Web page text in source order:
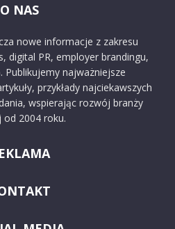
O NAS
nowe informacje z zakresu
digital PR, employer brandingu,
Publikujemy najważniejsze
przykłady najciekawszych
wspierając rozwój branży
2004 roku.